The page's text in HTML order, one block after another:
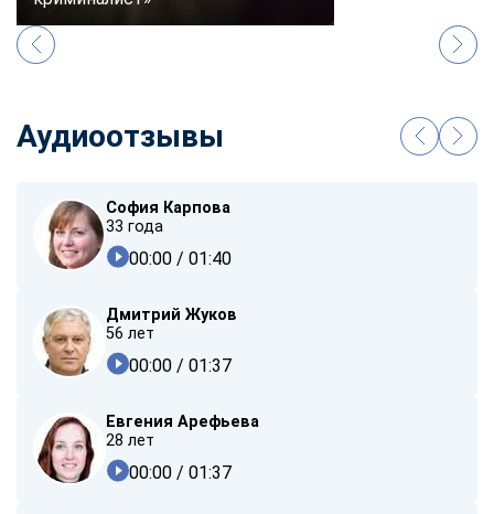
Аудиоотзывы
София Карпова
33 года
00:00 / 01:40
Дмитрий Жуков
56 лет
00:00 / 01:37
Евгения Арефьева
28 лет
00:00 / 01:37